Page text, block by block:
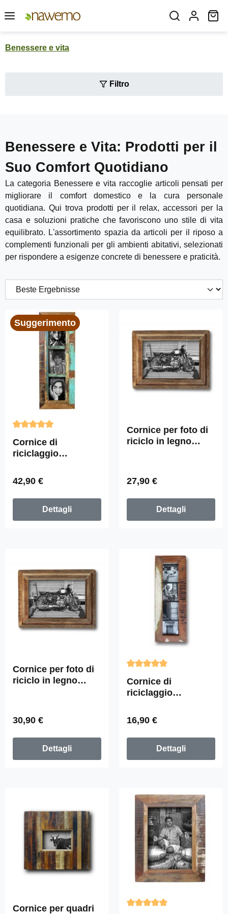
Passa al contenuto principale
Benessere e vita
Filtro
Benessere e Vita: Prodotti per il
Suo Comfort Quotidiano
La categoria Benessere e vita raccoglie articoli pensati per
migliorare il comfort domestico e la cura personale
quotidiana. Qui trova prodotti per il relax, accessori per la
casa e soluzioni pratiche che favoriscono uno stile di vita
equilibrato. L'assortimento spazia da articoli per il riposo a
complementi funzionali per gli ambienti abitativi, selezionati
per rispondere a esigenze concrete di benessere e praticità.
Suggerimento
Valutazione media di 4.9 su 5 stelle
Cornice di
riciclaggio
62 cm x 23 cm
Prezzo normale:
42,90 €
Dettagli
Cornice per foto di
riciclo in legno
Prezzo normale:
27,90 €
Dettagli
Cornice per foto di
riciclo in legno
Prezzo normale:
30,90 €
Dettagli
Valutazione media di 5 su
Cornice di
riciclaggio
fototessera"
24x8cm
Prezzo normale:
16,90 €
Dettagli
Cornice per quadri